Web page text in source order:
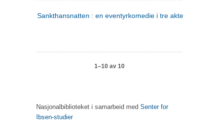
Sankthansnatten : en eventyrkomedie i tre akter
1–10 av 10
Nasjonalbiblioteket i samarbeid med Senter for
Ibsen-studier